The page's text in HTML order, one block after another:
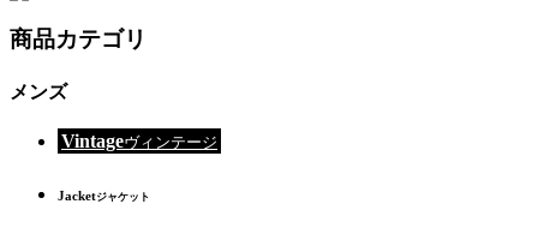
商品カテゴリ
メンズ
Vintageヴィンテージ
Jacketジャケット